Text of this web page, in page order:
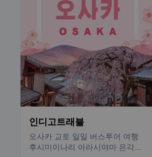
인디고트래블
오사카 교토 일일 버스투어 여행
후시미이나리 아라시야마 은각사